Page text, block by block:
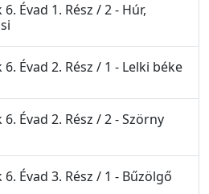
Évad 1. Rész / 2 - Húr,
Évad 2. Rész / 1 - Lelki béke
Évad 2. Rész / 2 - Szörny
Évad 3. Rész / 1 - Bűzölgő